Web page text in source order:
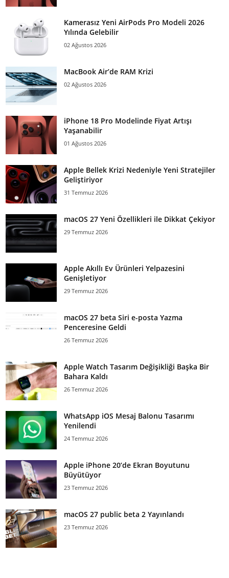
Kamerasız Yeni AirPods Pro Modeli 2026
Yılında Gelebilir
02 Ağustos 2026
MacBook Air’de RAM Krizi
02 Ağustos 2026
iPhone 18 Pro Modelinde Fiyat Artışı
Yaşanabilir
01 Ağustos 2026
Apple Bellek Krizi Nedeniyle Yeni Stratejiler
Geliştiriyor
31 Temmuz 2026
macOS 27 Yeni Özellikleri ile Dikkat Çekiyor
29 Temmuz 2026
Apple Akıllı Ev Ürünleri Yelpazesini
Genişletiyor
29 Temmuz 2026
macOS 27 beta Siri e-posta Yazma
Penceresine Geldi
26 Temmuz 2026
Apple Watch Tasarım Değişikliği Başka Bir
Bahara Kaldı
26 Temmuz 2026
WhatsApp iOS Mesaj Balonu Tasarımı
Yenilendi
24 Temmuz 2026
Apple iPhone 20’de Ekran Boyutunu
Büyütüyor
23 Temmuz 2026
macOS 27 public beta 2 Yayınlandı
23 Temmuz 2026